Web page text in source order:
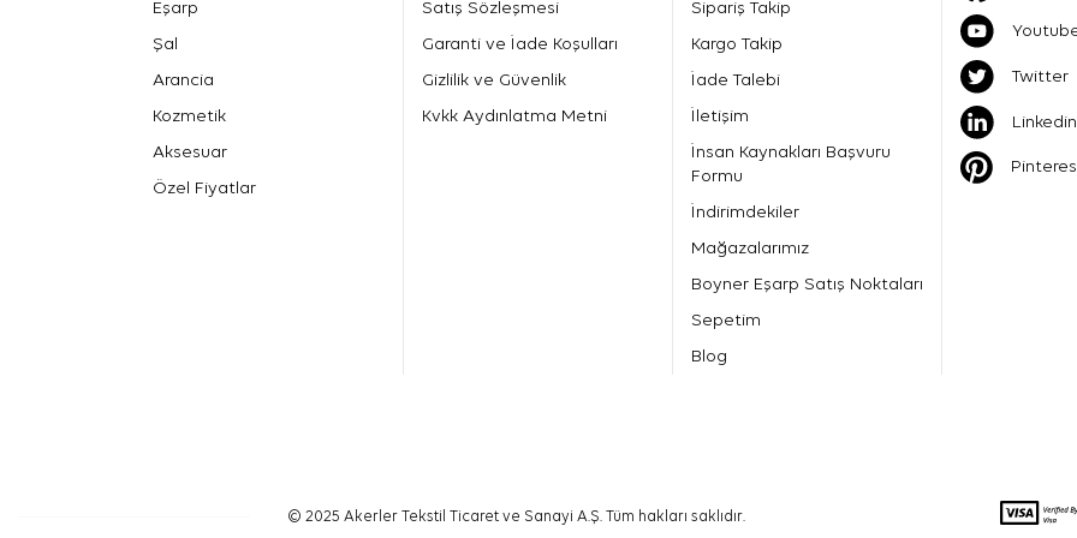
Eşarp
Şal
Arancia
Kozmetik
Aksesuar
Özel Fiyatlar
Satış Sözleşmesi
Garanti ve İade Koşulları
Gizlilik ve Güvenlik
Kvkk Aydınlatma Metni
Sipariş Takip
Kargo Takip
İade Talebi
İletişim
İnsan Kaynakları Başvuru
Formu
İndirimdekiler
Mağazalarımız
Boyner Eşarp Satış Noktaları
Sepetim
Blog
Twitter
Linkedin
© 2025 Akerler Tekstil Ticaret ve Sanayi A.Ş. Tüm hakları saklıdır.